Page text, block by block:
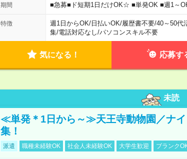
期間 ■急募■ド短期1日だけOK☆ ■単発OK ■週1～
特徴 週1日からOK/日払いOK/履歴書不要/40～50代
集/電話対応なし/パソコンスキル不要
気になる！ 応募す
未読
≪単発＊1日から～≫天王寺動物園／ナ
集！
派遣 職種未経験OK 社会人未経験OK 大学生歓迎 ブランク